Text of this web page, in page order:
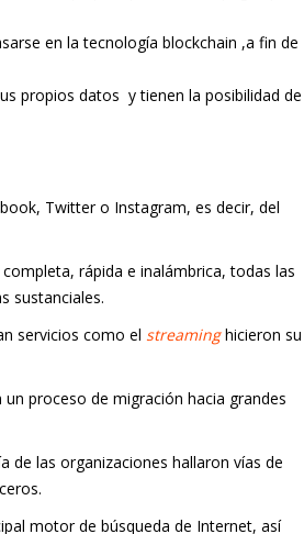
en la tecnología blockchain ,a fin de
propios datos y tienen la posibilidad de
Twitter o Instagram, es decir, del
rápida e inalámbrica, todas las
sustanciales.
servicios como el streaminghicieron su
proceso de migración hacia grandes
de las organizaciones hallaron vías de
motor de búsqueda de Internet, así